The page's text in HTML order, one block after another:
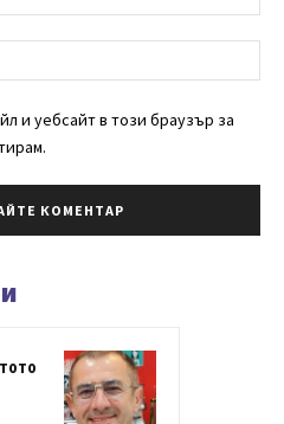
и уебсайт в този браузър за